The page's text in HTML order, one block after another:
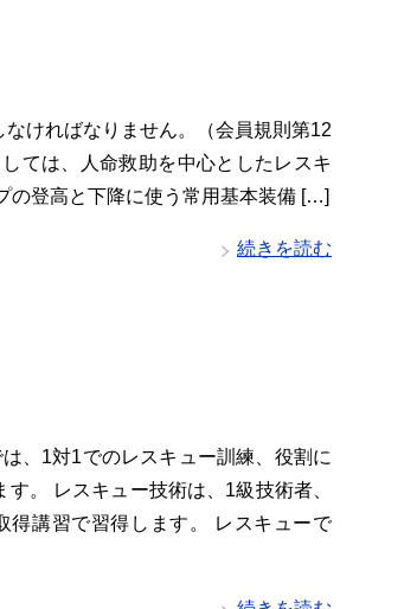
ければなりません。（会員規則第12
ては、人命救助を中心としたレスキ
の登高と下降に使う常用基本装備 […]
続きを読む
、1対1でのレスキュー訓練、役割に
。 レスキュー技術は、1級技術者、
得講習で習得します。 レスキューで